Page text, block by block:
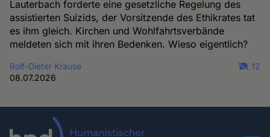
Lauterbach forderte eine gesetzliche Regelung des
assistierten Suizids, der Vorsitzende des Ethikrates tat
es ihm gleich. Kirchen und Wohlfahrtsverbände
meldeten sich mit ihren Bedenken. Wieso eigentlich?
Rolf-Dieter Krause
08.07.2026
12